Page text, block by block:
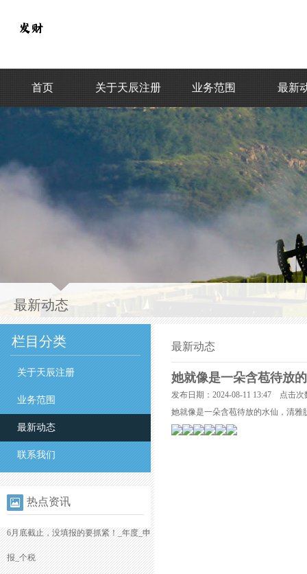
首页 关于天辰注册 业务范围 最新
最新动态
栏目分类
关于天辰注册
业务范围
最新动态
联系我们
热点资讯
6月底截止，没填报的要抓紧！_年度_申
报_个税
最新动态
她就像是一朵含苞待放
发布日期：2024-08-11 13:47 点击次
她就像是一朵含苞待放的水仙，清